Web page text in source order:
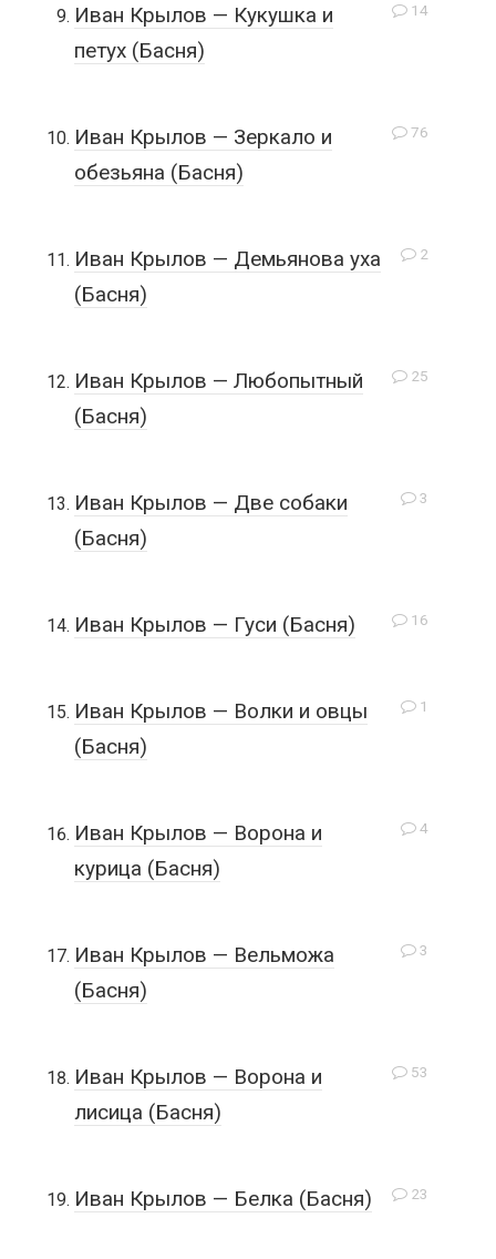
14
Иван Крылов — Кукушка и
петух (Басня)
76
Иван Крылов — Зеркало и
обезьяна (Басня)
2
Иван Крылов — Демьянова уха
(Басня)
25
Иван Крылов — Любопытный
(Басня)
3
Иван Крылов — Две собаки
(Басня)
16
Иван Крылов — Гуси (Басня)
1
Иван Крылов — Волки и овцы
(Басня)
4
Иван Крылов — Ворона и
курица (Басня)
3
Иван Крылов — Вельможа
(Басня)
53
Иван Крылов — Ворона и
лисица (Басня)
23
Иван Крылов — Белка (Басня)